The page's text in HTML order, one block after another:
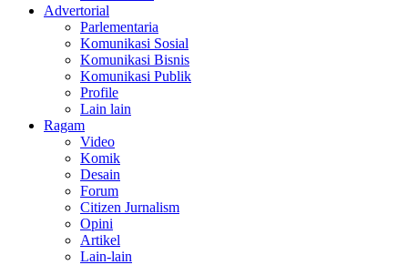
Advertorial
Parlementaria
Komunikasi Sosial
Komunikasi Bisnis
Komunikasi Publik
Profile
Lain lain
Ragam
Video
Komik
Desain
Forum
Citizen Jurnalism
Opini
Artikel
Lain-lain